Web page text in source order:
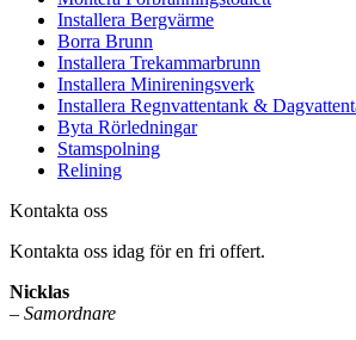
Installera Bergvärme
Borra Brunn
Installera Trekammarbrunn
Installera Minireningsverk
Installera Regnvattentank &
Byta Rörledningar
Stamspolning
Relining
Kontakta oss
Kontakta oss idag för en fri offert.
Nicklas
– Samordnare